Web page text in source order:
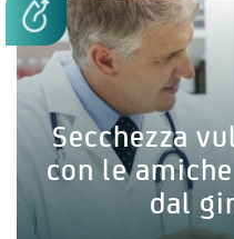
Secchezza
con le
dal